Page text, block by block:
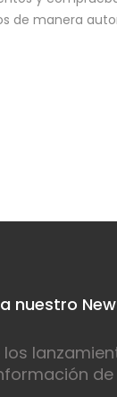
de manera
nuestro
de